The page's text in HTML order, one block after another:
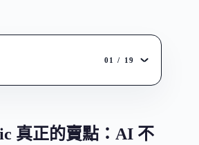
01 / 19
真正的賣點：AI 不